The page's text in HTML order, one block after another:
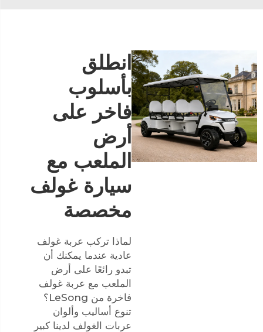
انطلق
بأسلوب
فاخر على
أرض
الملعب مع
سيارة غولف
مخصصة
لماذا تركب عربة غولف
عادية عندما يمكنك أن
تبدو رائعًا على أرض
الملعب مع عربة غولف
فاخرة من LeSong؟
تنوع أساليب وألوان
عربات الغولف لدينا كبير